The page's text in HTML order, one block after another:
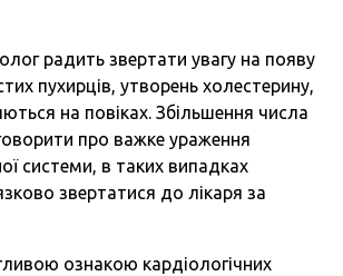
радить звертати увагу на появу
пухирців, утворень холестерину,
на повіках. Збільшення числа
про важке ураження
системи, в таких випадках
звертатися до лікаря за
ознакою кардіологічних